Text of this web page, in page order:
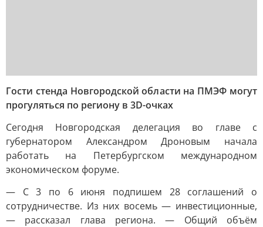
Гости стенда Новгородской области на ПМЭФ могут
прогуляться по региону в 3D-очках
Сегодня Новгородская делегация во главе с
губернатором Александром Дроновым начала
работать на Петербургском международном
экономическом форуме.
— С 3 по 6 июня подпишем 28 соглашений о
сотрудничестве. Из них восемь — инвестиционные,
— рассказал глава региона. — Общий объём